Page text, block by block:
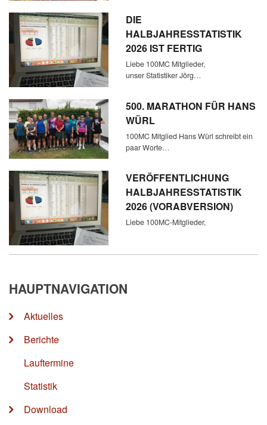
DIE
HALBJAHRESSTATISTIK
2026 IST FERTIG
Liebe 100MC Mitglieder,
unser Statistiker Jörg…
500. MARATHON FÜR HANS
WÜRL
100MC Mitglied Hans Würl schreibt ein
paar Worte…
VERÖFFENTLICHUNG
HALBJAHRESSTATISTIK
2026 (VORABVERSION)
Liebe 100MC-Mitglieder,
HAUPTNAVIGATION
Aktuelles
Berichte
Lauftermine
Statistik
Download